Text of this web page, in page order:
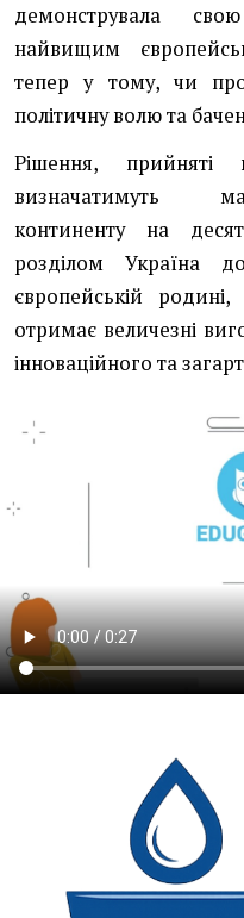
демонструвала
найвищим
тепер у тому, чи
політичну волю та
Рішення,
визначатимуть
континенту на
розділом Україна
європейській
отримає величезні
інноваційного та